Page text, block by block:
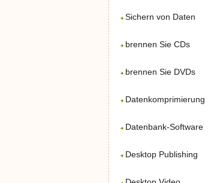
Sichern von Daten
brennen Sie CDs
brennen Sie DVDs
Datenkomprimierung
Datenbank-Software
Desktop Publishing